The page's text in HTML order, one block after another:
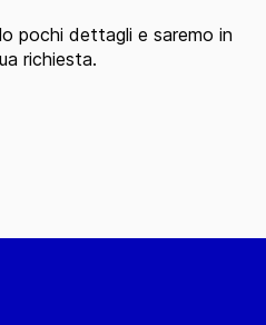
pochi dettagli e saremo in
richiesta.